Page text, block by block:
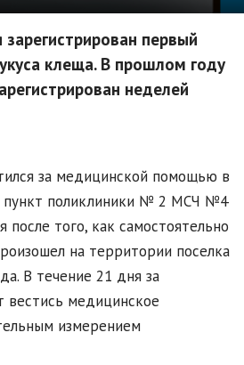
первый
клеща. В прошлом году
неделей
за медицинской помощью в
пункт поликлиники № 2 МСЧ №4
после того, как самостоятельно
на территории поселка
В течение 21 дня за
вестись медицинское
измерением